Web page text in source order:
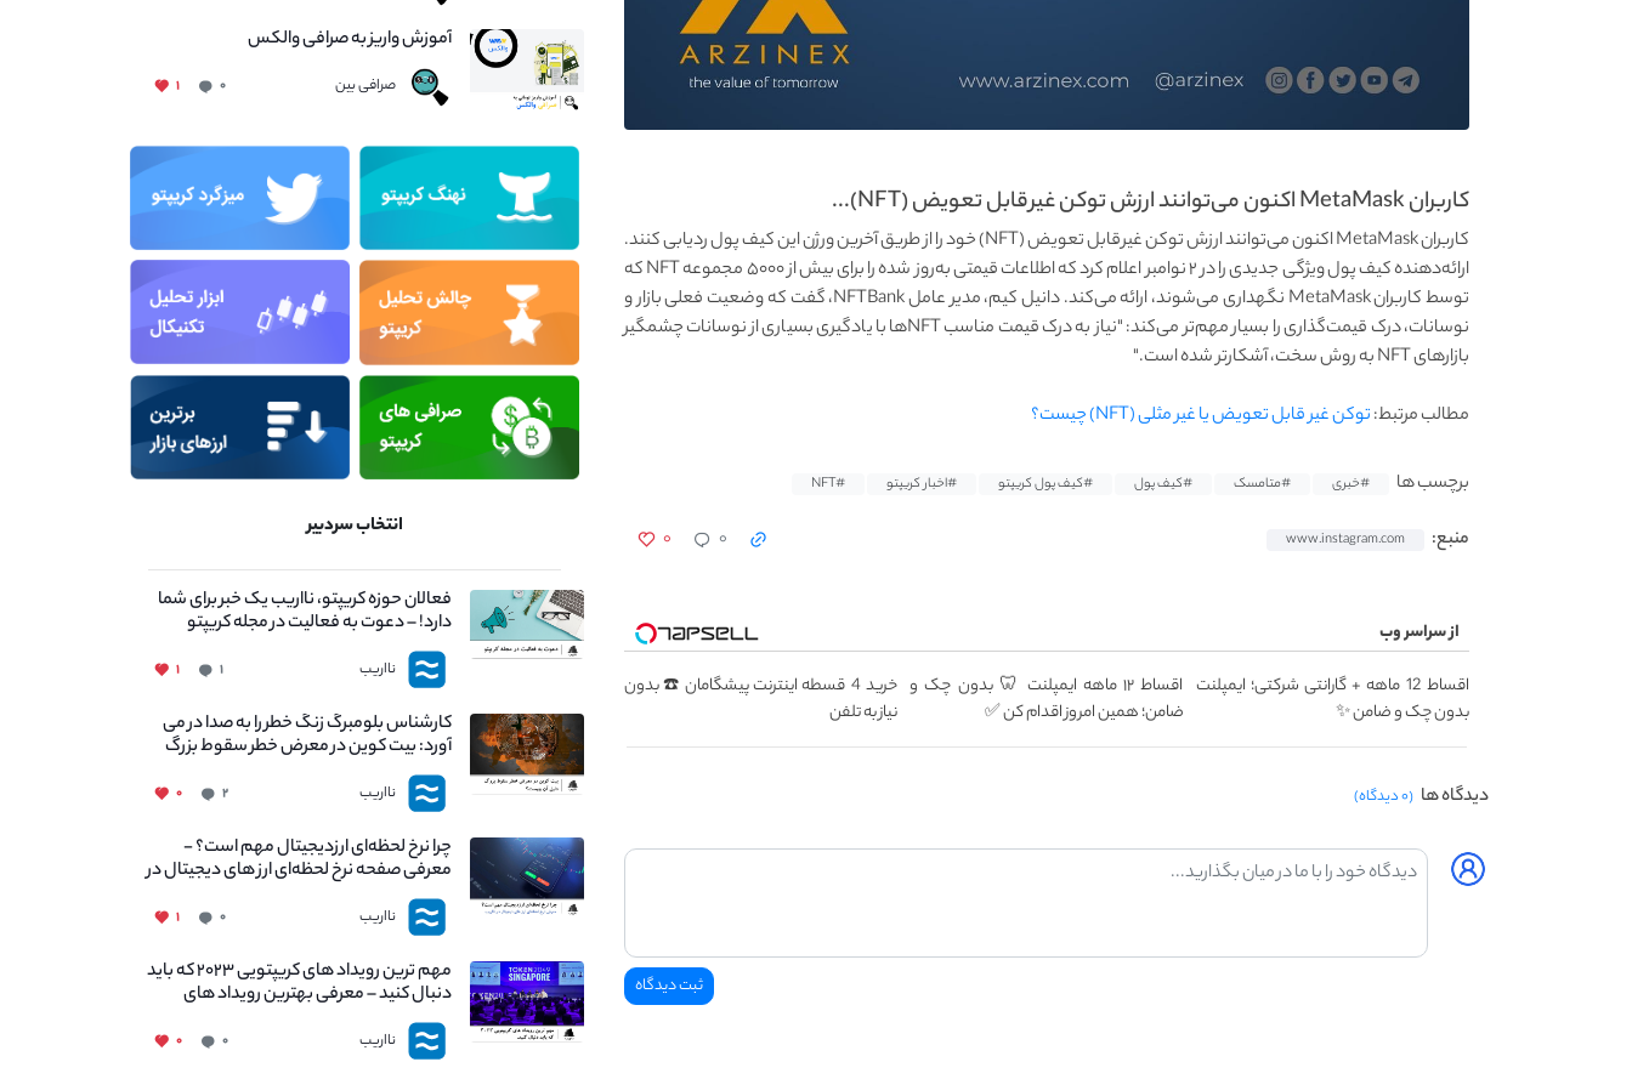
کاربران MetaMask اکنون می‌توانند ارزش توکن غیرقابل تعویض (NFT)...
کاربران MetaMask اکنون می‌توانند ارزش توکن غیرقابل تعویض (NFT) خود را از طریق آخرین ورژن این کیف پول ردیابی کنند.
ارائه‌دهنده کیف پول ویژگی جدیدی را در ۲ نوامبر اعلام کرد که اطلاعات قیمتی به‌روز شده را برای بیش از ۵۰۰۰ مجموعه NFT که
توسط کاربران MetaMask نگهداری می‌شوند، ارائه می‌کند. دانیل کیم، مدیر عامل NFTBank، گفت که وضعیت فعلی بازار و
نوسانات، درک قیمت‌گذاری را بسیار مهم‌تر می‌کند: "نیاز به درک قیمت مناسب NFTها با یادگیری بسیاری از نوسانات چشمگیر
بازارهای NFT به روش سخت، آشکارتر شده است."
مطالب مرتبط:توکن غیر قابل تعویض یا غیر مثلی (NFT) چیست؟
برچسب ها #خبری #متامسک #کیف پول #کیف پول کریپتو #اخبار کریپتو #NFT
منبع: www.instagram.com ۰ ۰
از سراسر وب
اقساط 12 ماهه + گارانتی شرکتی؛ ایمپلنت
بدون چک و ضامن ✨
اقساط ۱۲ ماهه ایمپلنت 🦷 بدون چک و
ضامن؛ همین امروز اقدام کن ✅
خرید 4 قسطه اینترنت پیشگامان ☎️ بدون
نیاز به تلفن
دیدگاه ها (۰ دیدگاه)
آموزش واریز به صرافی والکس
صرافی بین ۰ ۱
انتخاب سردبیر
فعالان حوزه کریپتو، نااریب یک خبر برای شما
دارد! – دعوت به فعالیت در مجله کریپتو
نااریب ۱ ۱
کارشناس بلومبرگ زنگ خطر را به صدا در می
آورد: بیت کوین در معرض خطر سقوط بزرگ
است - دلیل آن چیست؟
نااریب ۲ ۰
چرا نرخ لحظه‌ای ارزدیجیتال مهم است؟ -
معرفی صفحه نرخ لحظه‌ای ارز های دیجیتال در
نااریب
نااریب ۰ ۱
مهم ترین رویداد های کریپتویی ۲۰۲۳ که باید
دنبال کنید – معرفی بهترین رویداد های
جهانی
نااریب ۰ ۰